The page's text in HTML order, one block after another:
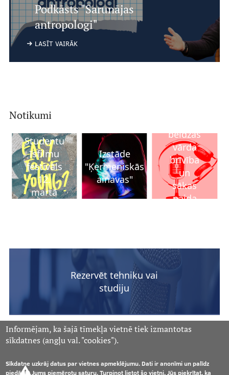
Podkāsts "Sarunājas
antropologi"
LASĪT VAIRĀK
Notikumi
Studentu
īsfilmu
festivāls
12.
martā
Izstāde
"Ķermeniskās
ainavas"
beidzas
vārda
brīvība
un
sākas
naida
Rezervēt tehniku vai
studiju
Informējam, ka šajā tīmekļa vietnē tiek izmantotas
sīkdatnes (angļu val. "cookies").
Sīkdatne uzkrāj datus par vietnes apmeklējumu. Dati ir anonīmi un palīdz
piedāvāt Jums piemērotu saturu. Turpinot lietot šo vietni, Jūs piekrītat, ka